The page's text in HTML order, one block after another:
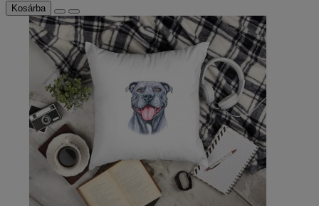
Kosárba